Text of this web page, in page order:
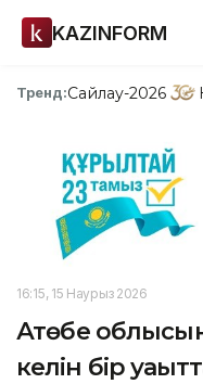
KAZINFORM
Тренд:Сайлау-2026
16:15, 15 Наурыз 2026
Ақтөбе
келін бір